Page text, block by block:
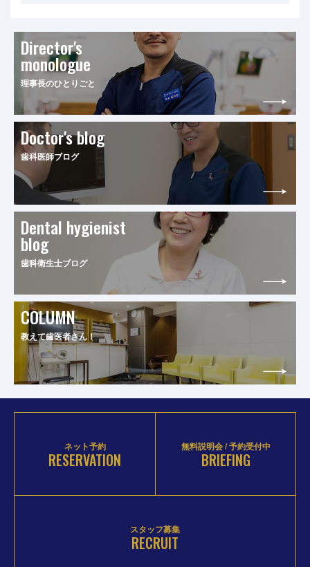
Director's
monologue
理事長のひとりごと
Doctor's blog
歯科医師ブログ
Dental hygienist
blog
歯科衛生士ブログ
COLUMN
教えて歯医者さん！
ネット予約
RESERVATION
無料説明会 / 予約受付中
BRIEFING
スタッフ募集
RECRUIT